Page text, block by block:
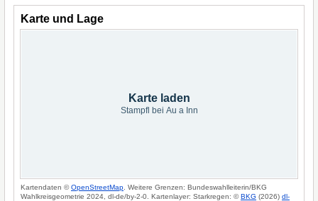
Karte und Lage
Karte laden
Stampfl bei Au a Inn
Kartendaten ©OpenStreetMap . Weitere Grenzen: Bundeswahlleiterin/BKG
Wahlkreisgeometrie 2024, dl-de/by-2-0. Kartenlayer: Starkregen: ©BKG (2026) dl-